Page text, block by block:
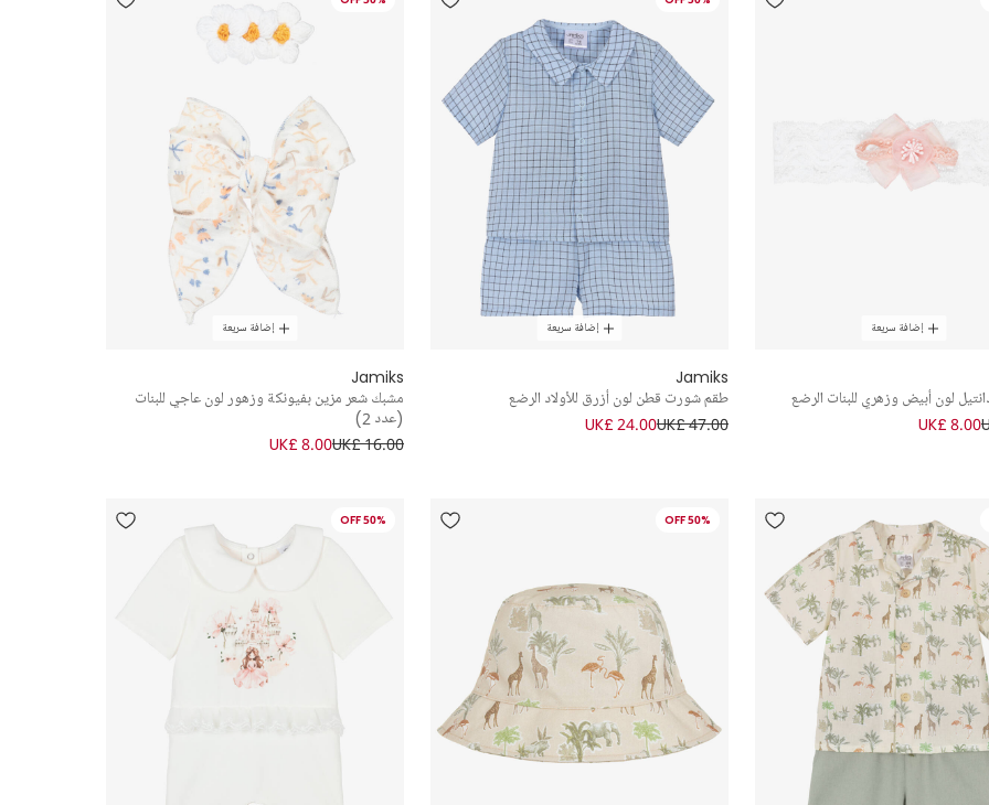
إضافة سريعة
لون أبيض وزهري للبنات الرضع
UK£ 8.00
إضافة سريعة
Jamiks
طقم شورت قطن لون أزرق للأولاد الرضع
UK£ 47.00
UK£ 24.00
إضافة سريعة
Jamiks
مشبك شعر مزين بفيونكة وزهور لون عاجي للبنات
(عدد 2)
UK£ 16.00
UK£ 8.00
50% OFF
50% OFF